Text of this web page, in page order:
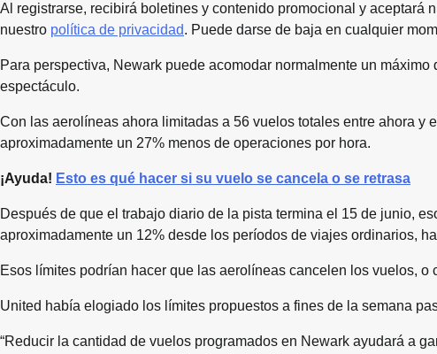
Al registrarse, recibirá boletines y contenido promocional y aceptará
nuestro política de privacidad. Puede darse de baja en cualquier
Para perspectiva, Newark puede acomodar normalmente un
espectáculo.
Con las aerolíneas ahora limitadas a 56 vuelos totales entre ahora y
aproximadamente un 27% menos de operaciones por hora.
¡Ayuda! Esto es qué hacer si su vuelo se cancela o se retrasa
Después de que el trabajo diario de la pista termina el 15 de junio,
aproximadamente un 12% desde los períodos de viajes ordinarios,
Esos límites podrían hacer que las aerolíneas cancelen los vuelos,
United había elogiado los límites propuestos a fines de la semana
“Reducir la cantidad de vuelos programados en Newark ayudará a